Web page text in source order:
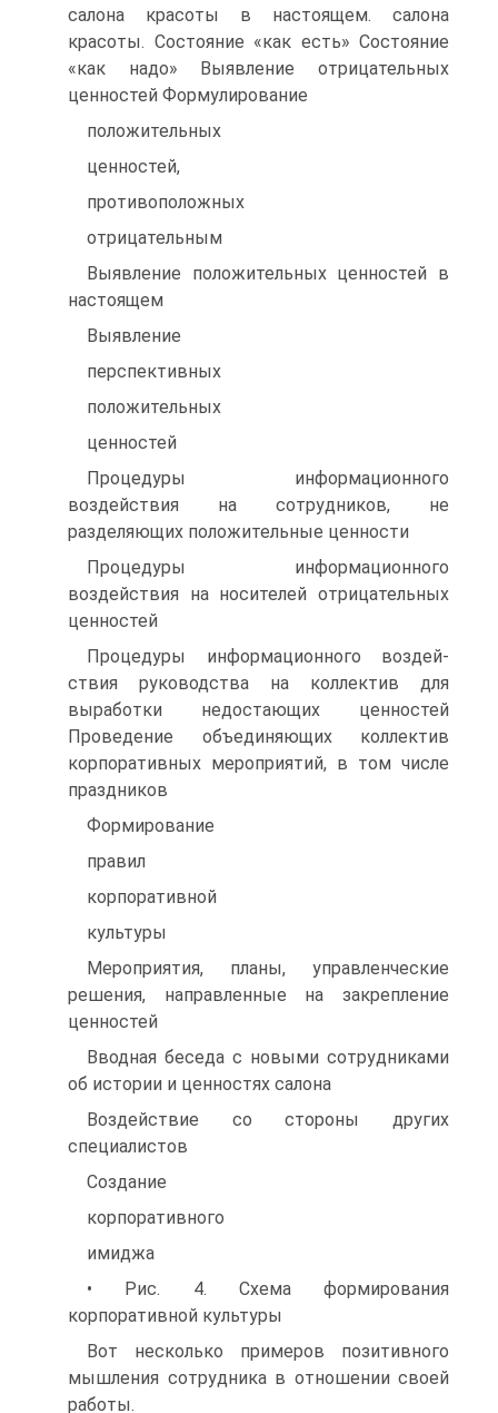
салона красоты в настоящем. салона
красоты. Состояние «как есть» Состояние
«как надо» Выявление отрицательных
ценностей Формулирование
положительных
ценностей,
противоположных
отрицательным
Выявление положительных ценностей в
настоящем
Выявление
перспективных
положительных
ценностей
Процедуры информационного
воздействия на сотрудников, не
разделяющих положительные ценности
Процедуры информационного
воздействия на носителей отрицательных
ценностей
Процедуры информационного воздей-
ствия руководства на коллектив для
выработки недостающих ценностей
Проведение объединяющих коллектив
корпоративных мероприятий, в том числе
праздников
Формирование
правил
корпоративной
культуры
Мероприятия, планы, управленческие
решения, направленные на закрепление
ценностей
Вводная беседа с новыми сотрудниками
об истории и ценностях салона
Воздействие со стороны других
специалистов
Создание
корпоративного
имиджа
• Рис. 4. Схема формирования
корпоративной культуры
Вот несколько примеров позитивного
мышления сотрудника в отношении своей
работы.